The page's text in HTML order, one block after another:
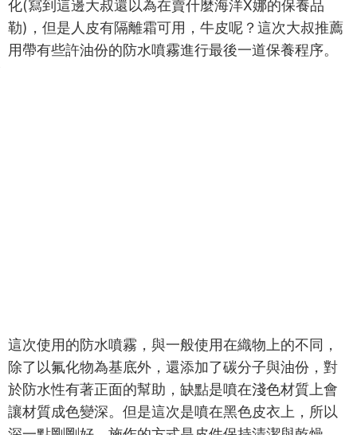
化(寫到這邊大叔還以為在賣什麼海洋X娜的保養品
勒)，但是人皮有隔離霜可用，牛皮呢？這次大叔推薦
用帶有些許油份的防水噴霧進行最後一道保養程序。
這次使用的防水噴霧，與一般使用在織物上的不同，
除了以氟化物為基底外，還添加了碳分子與油份，對
於防水性有著正面的幫助，缺點是噴在淺色材質上會
讓材質成色變深。但是這次是噴在黑色皮衣上，所以